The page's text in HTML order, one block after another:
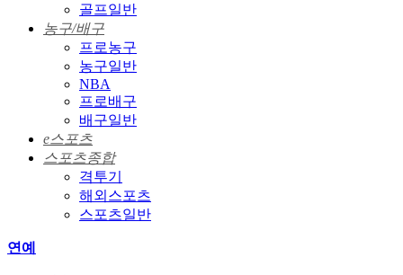
골프일반
농구/배구
프로농구
농구일반
NBA
프로배구
배구일반
e스포츠
스포츠종합
격투기
해외스포츠
스포츠일반
연예